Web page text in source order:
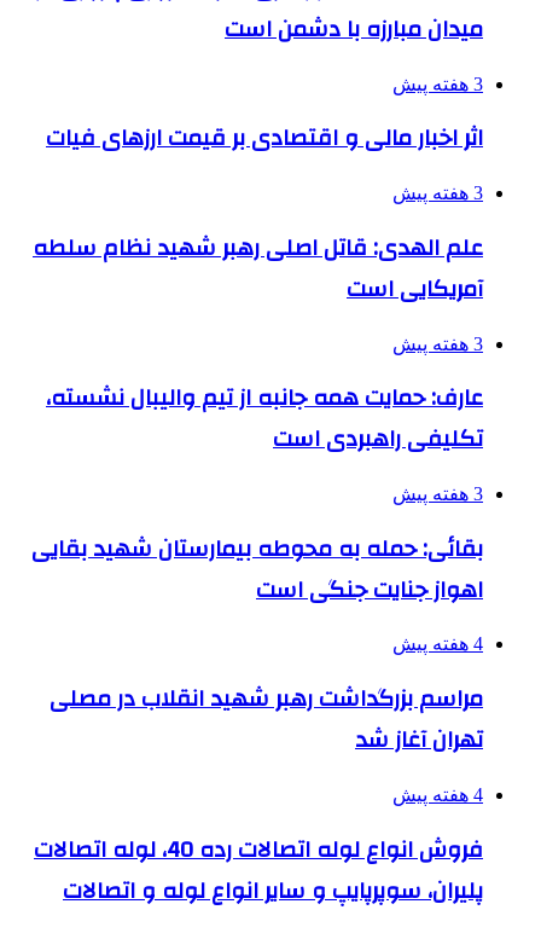
میدان مبارزه با دشمن است
3 هفته پیش
اثر اخبار مالی و اقتصادی بر قیمت ارزهای فیات
3 هفته پیش
علم الهدی: قاتل اصلی رهبر شهید نظام سلطه
آمریکایی است
3 هفته پیش
عارف: حمایت همه جانبه از تیم والیبال نشسته،
تکلیفی راهبردی است
3 هفته پیش
بقائی: حمله به محوطه بیمارستان شهید بقایی
اهواز جنایت جنگی است
4 هفته پیش
مراسم بزرگداشت رهبر شهید انقلاب در مصلی
تهران آغاز شد
4 هفته پیش
فروش انواع لوله اتصالات رده 40، لوله اتصالات
پلیران، سوپرپایپ و سایر انواع لوله و اتصالات